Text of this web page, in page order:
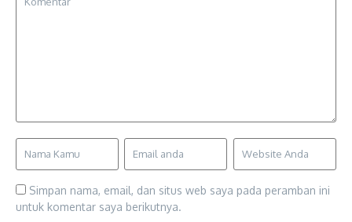
Simpan nama, email, dan situs web saya pada peramban ini
untuk komentar saya berikutnya.